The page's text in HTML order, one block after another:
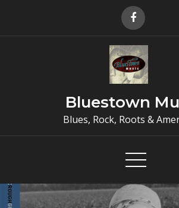
Bluestown
Blues, Rock, Roots &